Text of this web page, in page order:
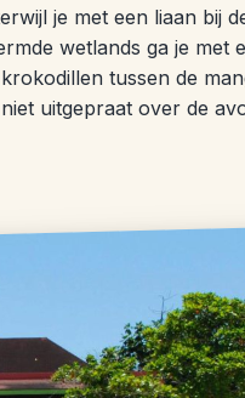
je met een liaan bij
wetlands ga je met
tussen de
uitgepraat over de